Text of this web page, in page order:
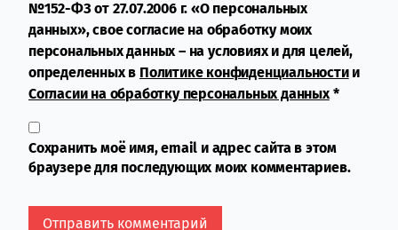
№152-ФЗ от 27.07.2006 г. «О персональных
данных», свое согласие на обработку моих
персональных данных – на условиях и для целей,
определенных в Политике конфиденциальностии
Согласии на обработку персональных данных*
Сохранить моё имя, email и адрес сайта в этом
браузере для последующих моих комментариев.